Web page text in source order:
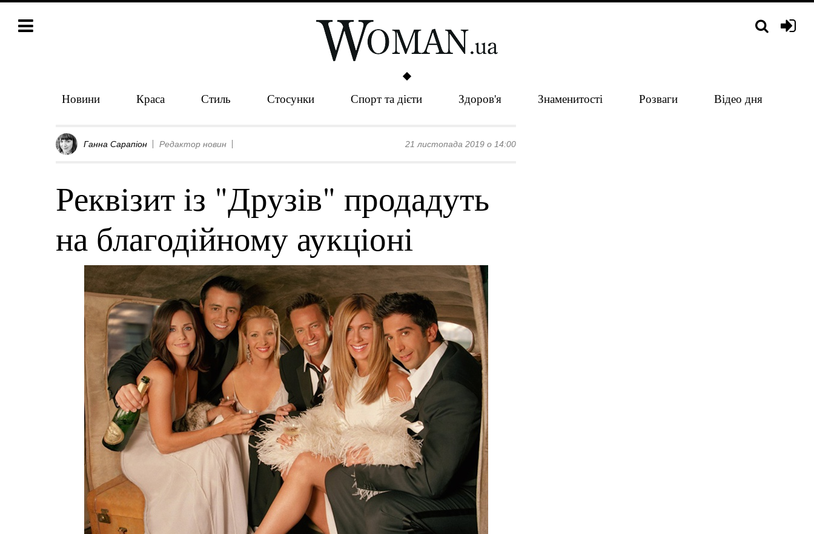
Новини Краса Стиль Стосунки Спорт та дієти Здоров'я Знаменитості Розваги Відео дня
Ганна Сарапіон Редактор новин 21 листопада 2019 о 14:00
Реквізит із "Друзів" продадуть
на благодійному аукціоні